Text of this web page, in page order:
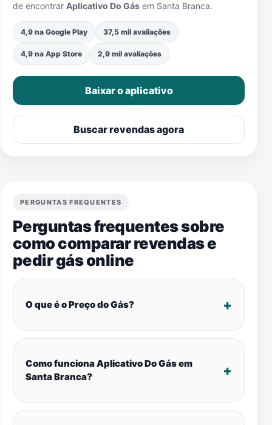
de encontrar Aplicativo Do Gás em Santa Branca.
4,9 na Google Play 37,5 mil avaliações
4,9 na App Store 2,9 mil avaliações
Baixar o aplicativo
Buscar revendas agora
PERGUNTAS FREQUENTES
Perguntas frequentes sobre
como comparar revendas e
pedir gás online
O que é o Preço do Gás?
Como funciona Aplicativo Do Gás em
Santa Branca?